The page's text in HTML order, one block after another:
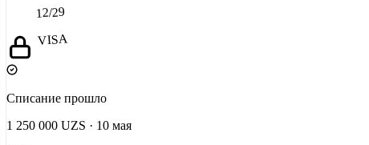
12/29
VISA
Списание прошло
1 250 000 UZS · 10 мая